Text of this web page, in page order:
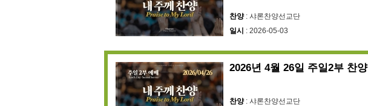
찬양: 샤론찬양선교단
일시 : 2026-05-03
2026년 4월 26일 주일2부 찬양
찬양: 샤론찬양선교단